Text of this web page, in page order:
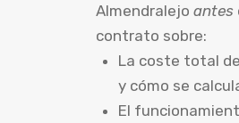
Almendralejo antes
contrato sobre:
La coste total
y cómo se
El